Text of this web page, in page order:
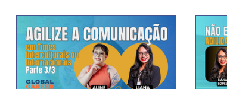
Organizacoes Ageis Parcerias Ageis
Escala Learning Agility Comunidades